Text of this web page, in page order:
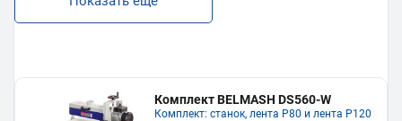
Комплект BELMASH DS560-W
Комплект: станок, лента P80 и лента P120